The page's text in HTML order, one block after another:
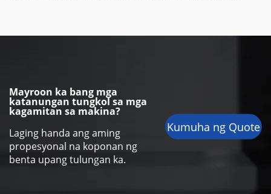
Mayroon ka bang mga
katanungan tungkol sa mga
kagamitan sa makina?
Laging handa ang aming
propesyonal na koponan ng
benta upang tulungan ka.
Kumuha ng Quote